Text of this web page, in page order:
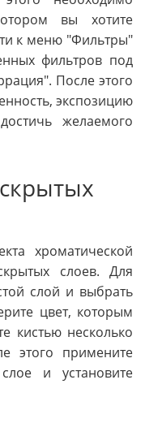
вы хотите
к меню "Фильтры"
фильтров под
После этого
экспозицию
желаемого
хроматической
слоев. Для
слой и выбрать
цвет, которым
кистью несколько
этого примените
и установите